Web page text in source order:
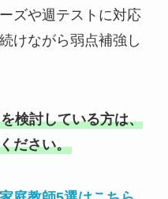
ズや週テストに対応
けながら弱点補強し
検討している方は、
ださい。